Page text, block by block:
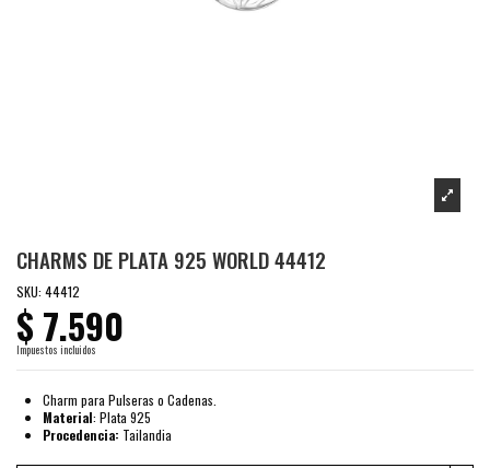
CHARMS DE PLATA 925 WORLD 44412
SKU: 44412
$ 7.590
Impuestos incluidos
Charm para Pulseras o Cadenas.
Material: Plata 925
Procedencia: Tailandia